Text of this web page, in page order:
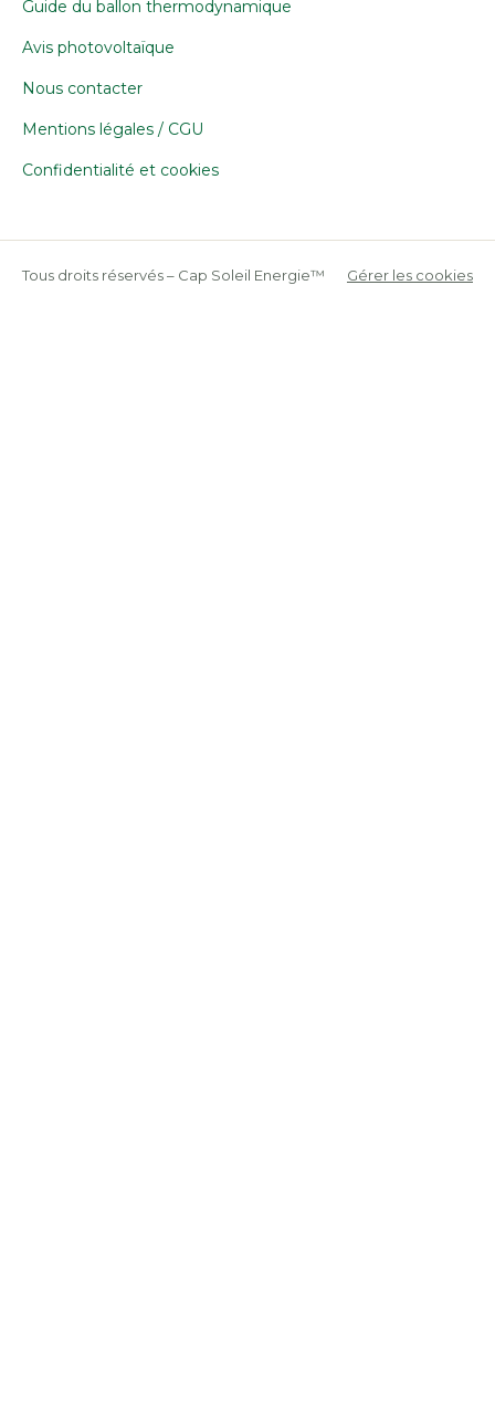
Guide du ballon thermodynamique
Avis photovoltaïque
Nous contacter
Mentions légales / CGU
Confidentialité et cookies
Tous droits réservés – Cap Soleil Energie™ Gérer les cookies